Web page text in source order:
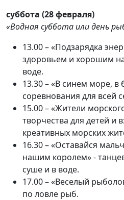
суббота (28 февраля)
«Водная суббота или день
13.00 – «Подзарядка
здоровьем и хорошим
воде.
13.30 – «В синем море, в
соревнования для всей
15.00 – «Жители
творчества для детей и
креативных морских
16.30 – «Оставайся
нашим королем» -
суше и в воде.
17.00 – «Веселый
по ловле рыб.